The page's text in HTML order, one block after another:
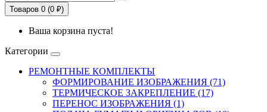
Товаров 0 (0 ₽)
Ваша корзина пуста!
Категории
РЕМОНТНЫЕ КОМПЛЕКТЫ
ФОРМИРОВАНИЕ ИЗОБРАЖЕНИЯ (71)
ТЕРМИЧЕСКОЕ ЗАКРЕПЛЕНИЕ (17)
ПЕРЕНОС ИЗОБРАЖЕНИЯ (1)